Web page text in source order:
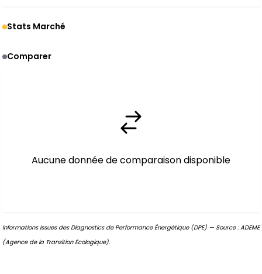
Stats Marché
Comparer
Aucune donnée de comparaison disponible
Informations issues des Diagnostics de Performance Énergétique (DPE) — Source : ADEME
(Agence de la Transition Écologique).